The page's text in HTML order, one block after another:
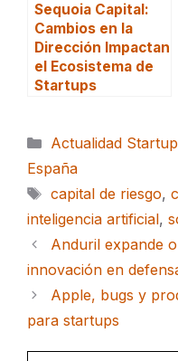
Sequoia Capital:
Cambios en la
Dirección Impactan
el Ecosistema de
Startups
Categorías
Actualidad Startup
España
Etiquetas
capital de riesgo,
inteligencia artificial,
Anduril expande
innovación en
Apple, bugs y
para startups